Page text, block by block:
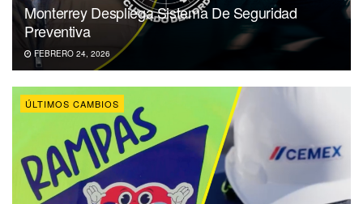
Monterrey Despliega Sistema De Seguridad
Preventiva
FEBRERO 24, 2026
ÚLTIMOS CAMBIOS